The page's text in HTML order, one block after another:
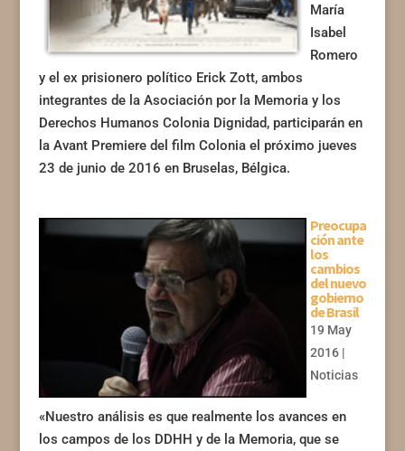
María
Isabel
Romero
y el ex prisionero político Erick Zott, ambos
integrantes de la Asociación por la Memoria y los
Derechos Humanos Colonia Dignidad, participarán en
la Avant Premiere del film Colonia el próximo jueves
23 de junio de 2016 en Bruselas, Bélgica.
Preocupa
ción ante
los
cambios
del nuevo
gobierno
de Brasil
19 May
2016|
Noticias
«Nuestro análisis es que realmente los avances en
los campos de los DDHH y de la Memoria, que se